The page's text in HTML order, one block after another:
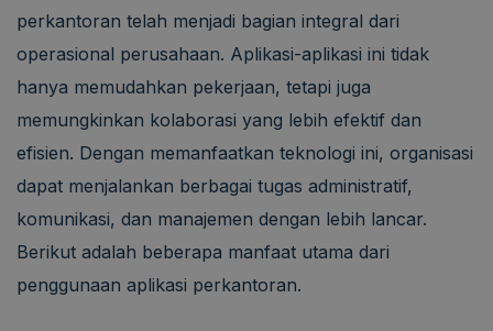
perkantoran telah menjadi bagian integral dari
operasional perusahaan. Aplikasi-aplikasi ini tidak
hanya memudahkan pekerjaan, tetapi juga
memungkinkan kolaborasi yang lebih efektif dan
efisien. Dengan memanfaatkan teknologi ini, organisasi
dapat menjalankan berbagai tugas administratif,
komunikasi, dan manajemen dengan lebih lancar.
Berikut adalah beberapa manfaat utama dari
penggunaan aplikasi perkantoran.